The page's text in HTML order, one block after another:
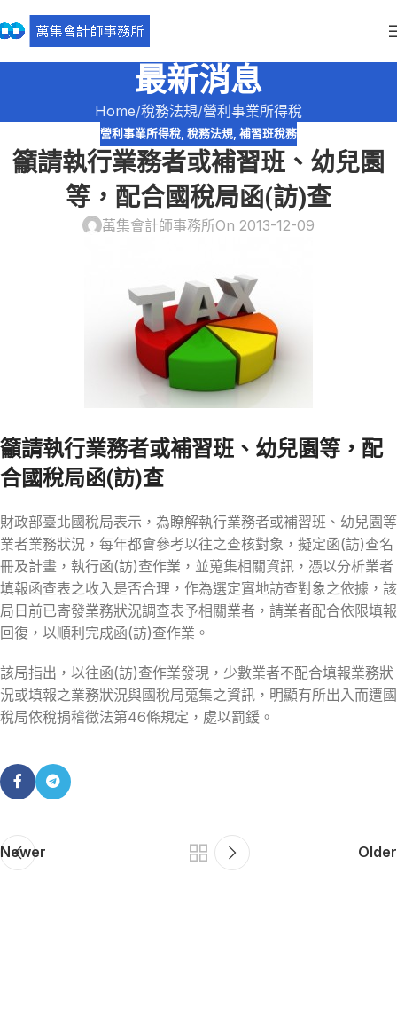
最新消息
Home 稅務法規 營利事業所得稅
營利事業所得稅, 稅務法規, 補習班稅務
籲請執行業務者或補習班、幼兒園
等，配合國稅局函(訪)查
萬集會計師事務所On 2013-12-09
籲請執行業務者或補習班、幼兒園等，配
合國稅局函(訪)查
財政部臺北國稅局表示，為瞭解執行業務者或補習班、幼兒園等
業者業務狀況，每年都會參考以往之查核對象，擬定函(訪)查名
冊及計畫，執行函(訪)查作業，並蒐集相關資訊，憑以分析業者
填報函查表之收入是否合理，作為選定實地訪查對象之依據，該
局日前已寄發業務狀況調查表予相關業者，請業者配合依限填報
回復，以順利完成函(訪)查作業。
該局指出，以往函(訪)查作業發現，少數業者不配合填報業務狀
況或填報之業務狀況與國稅局蒐集之資訊，明顯有所出入而遭國
稅局依稅捐稽徵法第46條規定，處以罰鍰。
Newer Older